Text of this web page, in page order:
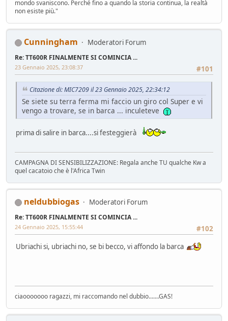
mondo svaniscono. Perché fino a quando la storia continua, la realtà
non esiste più."
Cunningham Moderatori Forum
Re: TT600R FINALMENTE SI COMINCIA ...
#101
23 Gennaio 2025, 23:08:37
Citazione di: MIC7209 il 23 Gennaio 2025, 22:34:12
Se siete su terra ferma mi faccio un giro col Super e vi
vengo a trovare, se in barca ... inculeteve
prima di salire in barca....si festeggierà
CAMPAGNA DI SENSIBILIZZAZIONE: Regala anche TU qualche Kw a
quel cacatoio che è l'Africa Twin
neldubbiogas Moderatori Forum
Re: TT600R FINALMENTE SI COMINCIA ...
#102
24 Gennaio 2025, 15:55:44
Ubriachi si, ubriachi no, se bi becco, vi affondo la barca
ciaooooooo ragazzi, mi raccomando nel dubbio.......GAS!